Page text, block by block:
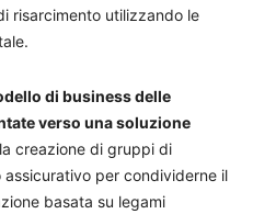
risarcimento utilizzando le
di business delle
verso una soluzione
creazione di gruppi di
per condividerne il
basata su legami